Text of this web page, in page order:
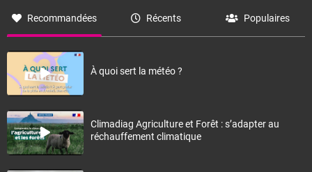
Recommandées Récents Populaires
À quoi sert la météo ?
Climadiag Agriculture et Forêt : s’adapter au
réchauffement climatique